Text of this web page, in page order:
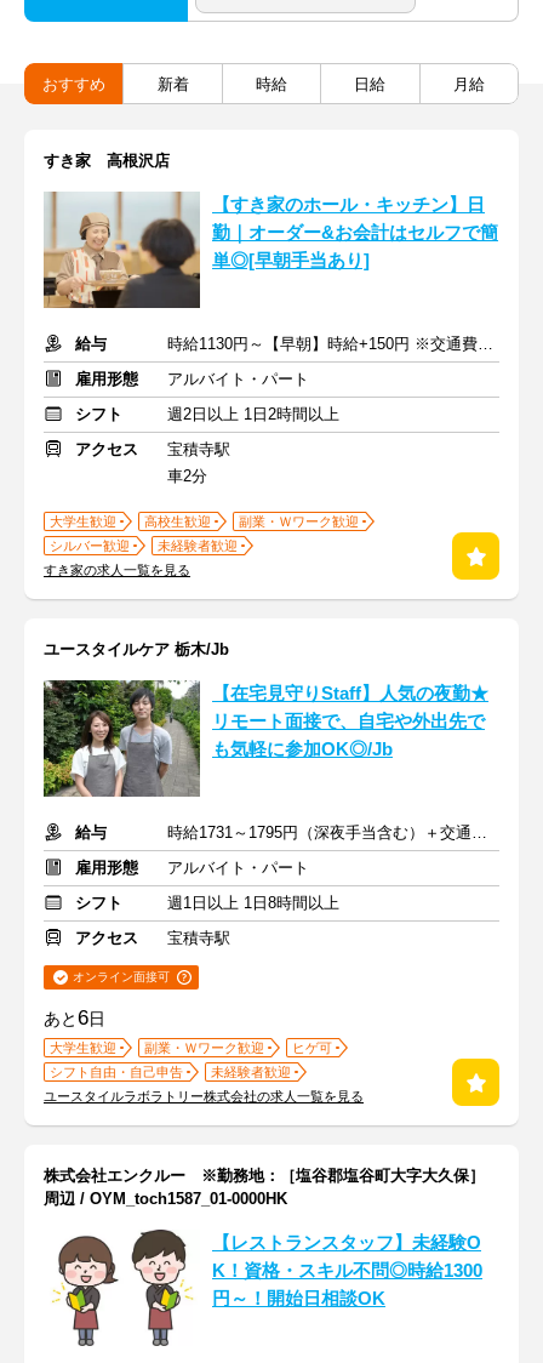
おすすめ 新着 時給 日給 月給
すき家 高根沢店
【すき家のホール・キッチン】日
勤｜オーダー&お会計はセルフで簡
単◎[早朝手当あり]
給与
時給1130円～【早朝】時給+150円 ※交通費支給
雇用形態
アルバイト・パート
シフト
週2日以上 1日2時間以上
アクセス
宝積寺駅
車2分
大学生歓迎 高校生歓迎
副業・Ｗワーク歓迎
シルバー歓迎
未経験者歓迎
すき家の求人一覧を見る
ユースタイルケア 栃木/Jb
【在宅見守りStaff】人気の夜勤★
リモート面接で、自宅や外出先で
も気軽に参加OK◎/Jb
給与
時給1731～1795円（深夜手当含む）＋交通費支給
雇用形態
アルバイト・パート
シフト
週1日以上 1日8時間以上
アクセス
宝積寺駅
オンライン面接可
あと6日
大学生歓迎 副業・Ｗワーク歓迎
ヒゲ可
シフト自由・自己申告
未経験者歓迎
ユースタイルラボラトリー株式会社の求人一覧を見る
株式会社エンクルー ※勤務地：［塩谷郡塩谷町大字大久保］
周辺 / OYM_toch1587_01-0000HK
【レストランスタッフ】未経験O
K！資格・スキル不問◎時給1300
円～！開始日相談OK